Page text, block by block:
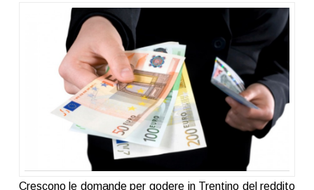
Crescono le domande per godere in Trentino del reddito